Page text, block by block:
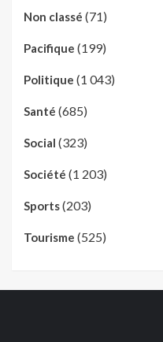
Non classé (71)
Pacifique (199)
Politique (1 043)
Santé (685)
Social (323)
Société (1 203)
Sports(203)
Tourisme (525)